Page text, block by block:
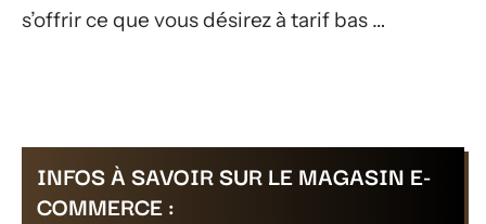
s’offrir ce que vous désirez à tarif bas …
INFOS À SAVOIR SUR LE MAGASIN E-
COMMERCE :